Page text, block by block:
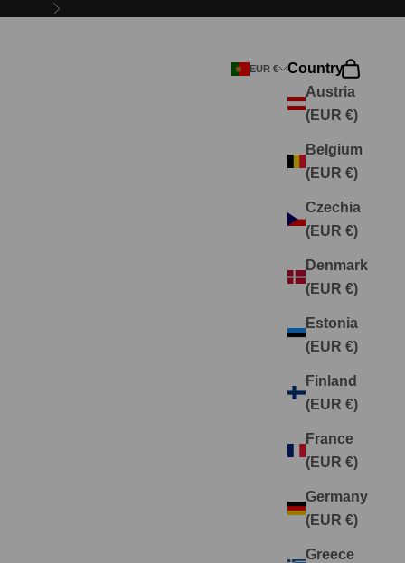
Next
EUR €
Country
Austria
(EUR €)
Belgium
(EUR €)
Czechia
(EUR €)
Denmark
(EUR €)
Estonia
(EUR €)
Finland
(EUR €)
France
(EUR €)
Germany
(EUR €)
Greece
Search
Cart